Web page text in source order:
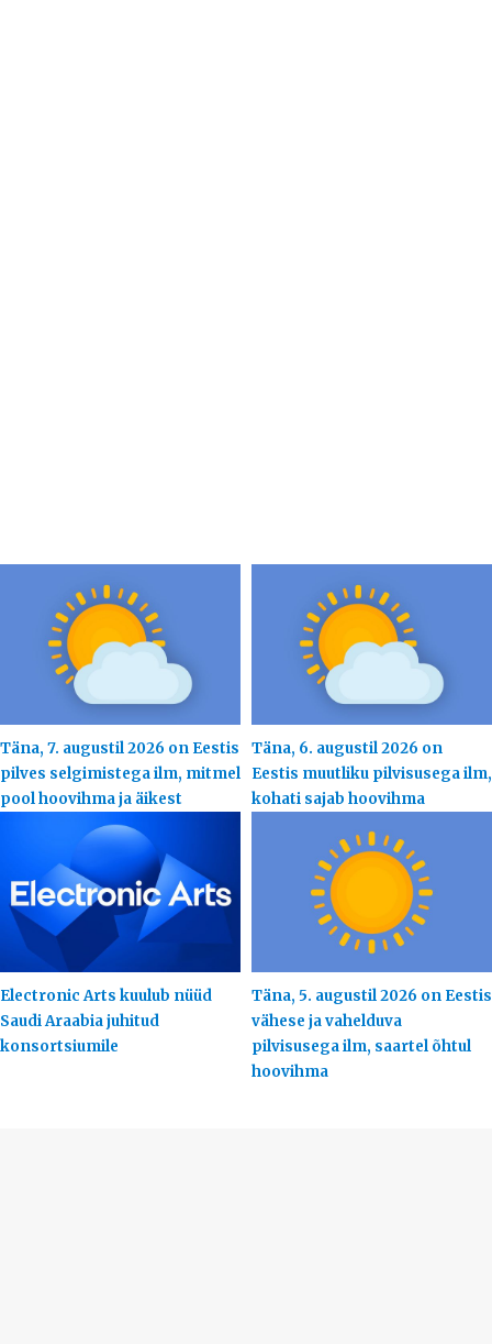
Täna, 7. augustil 2026 on Eestis
pilves selgimistega ilm, mitmel
pool hoovihma ja äikest
Täna, 6. augustil 2026 on
Eestis muutliku pilvisusega ilm,
kohati sajab hoovihma
Electronic Arts kuulub nüüd
Saudi Araabia juhitud
konsortsiumile
Täna, 5. augustil 2026 on Eestis
vähese ja vahelduva
pilvisusega ilm, saartel õhtul
hoovihma